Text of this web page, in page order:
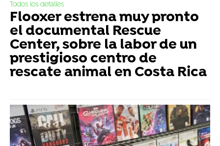
Todos los detalles
Flooxer estrena muy pronto
el documental Rescue
Center, sobre la labor de un
prestigioso centro de
rescate animal en Costa Rica